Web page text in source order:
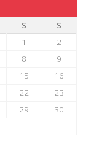
S
S
1
2
8
9
15
16
22
23
29
30